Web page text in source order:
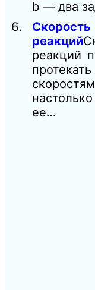
b — два
реакций
реакций
ее…